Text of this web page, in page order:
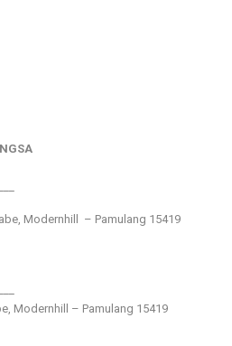
Modernhill – Pamulang 15419
Modernhill – Pamulang 15419